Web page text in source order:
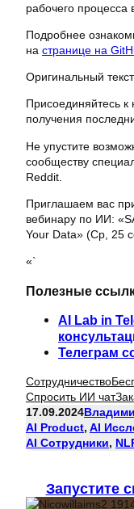
рабочего процесса
Подробнее
на странице на
Оригинальный
Присоединяйтесь
получения
Не упустите
сообществу
Reddit.
Приглашаем вас
вебинару по ИИ:
Your Data» (Ср, 25
«`
Полезные
AI Lab in
Телеграм
Сотрудничество
Спросить ИИ чат
17.09.2024
AI Product, AI
AI Сотрудники,
Запустите